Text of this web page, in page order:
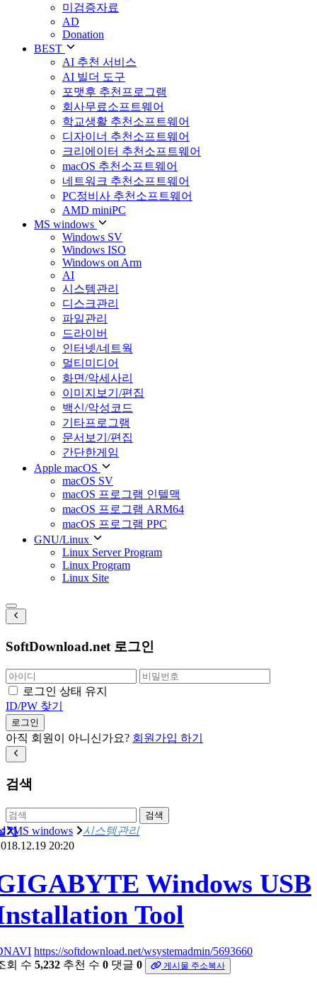
미검증자료
AD
Donation
BEST
AI 추천 서비스
AI 빌더 도구
포맷후 추천프로그램
회사무료소프트웨어
학교생활 추천소프트웨어
디자이너 추천소프트웨어
크리에이터 추천소프트웨어
macOS 추천소프트웨어
네트워크 추천소프트웨어
PC정비사 추천소프트웨어
AMD miniPC
MS windows
Windows SV
Windows ISO
Windows on Arm
AI
시스템관리
디스크관리
파일관리
드라이버
인터넷/네트웍
멀티미디어
화면/악세사리
이미지보기/편집
백신/악성코드
기타프로그램
문서보기/편집
간단한게임
Apple macOS
macOS SV
macOS 프로그램 인텔맥
macOS 프로그램 ARM64
macOS 프로그램 PPC
GNU/Linux
Linux Server Program
Linux Program
Linux Site
SoftDownload.net 로그인
로그인 상태 유지
ID/PW 찾기
로그인
아직 회원이 아니신가요? 회원가입 하기
검색
검색
MS windows 시스템관리
치
20:20
Windows USB
Tool
https://softdownload.net/wsystemadmin/5693660
회 수 5,232 추천 수 0 댓글 0 게시물 주소복사